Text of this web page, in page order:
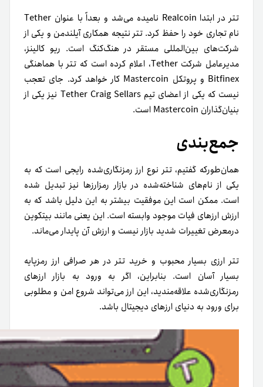
تتر در ابتدا Realcoin نامیده می‌شد و بعداً با عنوان Tether
نام تجاری خود را حفظ کرد. تتر نتیجه همکاری آیلندمن و یکی از
شرکت‌های بین‌المللی مستقر در هنگ‌کنگ است. ریو کالینز،
مدیر‌عامل شرکت Tether، اعلام کرده است که تتر با هماهنگی
Bitfinex و پروتکل Mastercoin کار خواهد کرد. جای تعجب
نیست که یکی از اعضای تیم Tether Craig Sellars نیز یکی از
بنیان‌گذاران Mastercoin است.
جمع‌بندی
همان‌طور‌که گفتیم، تتر نوع ارز رمزنگاری‌شده رایجی است که به
یکی از نام‌های شناخته‌شده‌ در بازار رمزارزها نیز تبدیل شده
است. ممکن است این موفقیت بیشتر به این دلیل باشد که به
ارزش ارزهای فیات موجود وابسته است. این یعنی مانند بیتکوین
در‌معرض تغییرات شدید بازار نیست و ارزش آن پایدار می‌ماند.
تتر ارزی بسیار محبوب و خرید تتر در هر صرافی ارز رمزپایه
بسیار آسان است. بنابراین، اگر به ورود به بازار ارزهای
رمزنگاری‌شده علاقه‌مندید، این ارز می‌تواند شروع امن و مطلوبی
برای ورود به دنیای ارزهای دیجیتال باشد.